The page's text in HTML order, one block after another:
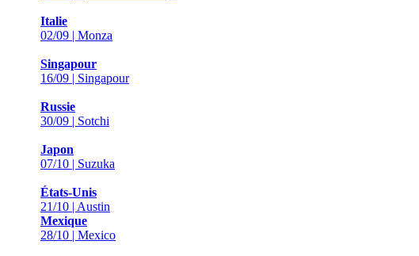
Italie
02/09 | Monza
Singapour
16/09 | Singapour
Russie
30/09 | Sotchi
Japon
07/10 | Suzuka
États-Unis
21/10 | Austin
Mexique
28/10 | Mexico